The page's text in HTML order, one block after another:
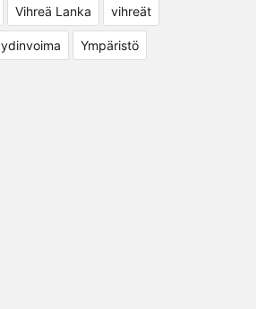
Vihreä Lanka vihreät
ydinvoima Ympäristö